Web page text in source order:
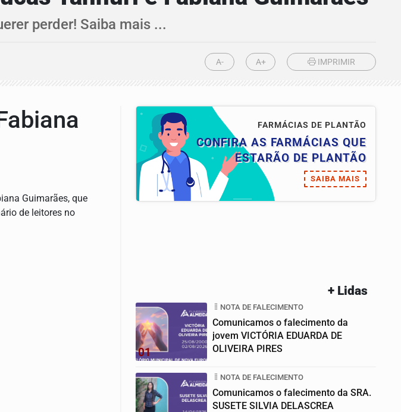
perder! Saiba mais ...
A- A+ IMPRIMIR
Guimarães, que
de leitores no
FARMÁCIAS DE PLANTÃO
CONFIRA AS FARMÁCIAS QUE
ESTARÃO DE PLANTÃO
SAIBA MAIS
+ Lidas
01
NOTA DE FALECIMENTO
Comunicamos o falecimento da
jovem VICTÓRIA EDUARDA DE
OLIVEIRA PIRES
NOTA DE FALECIMENTO
Comunicamos o falecimento da SRA.
SUSETE SILVIA DELASCREA